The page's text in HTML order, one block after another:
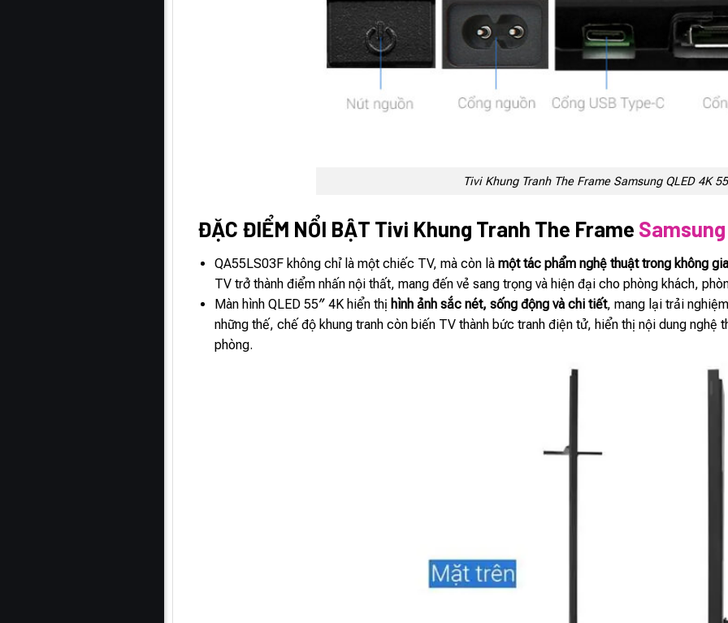
Tivi Khung Tranh The Frame Samsung QLED 4K
ĐẶC ĐIỂM NỔI BẬT Tivi Khung Tranh The Frame
QA55LS03F không chỉ là một chiếc TV, mà còn làmột tác phẩm nghệ thuật trong không
TV trở thành điểm nhấn nội thất, mang đến vẻ sang trọng và hiện đại cho phòng khách,
Màn hình QLED 55″ 4K hiển thị hình ảnh sắc nét, sống động và chi tiết, mang lại trải
những thế, chế độ khung tranh còn biến TV thành bức tranh điện tử, hiển thị nội dung
phòng.